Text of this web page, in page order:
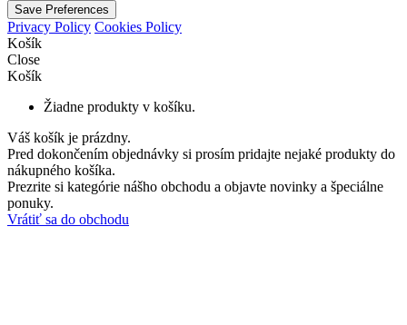
Save Preferences
Privacy Policy Cookies Policy
Košík
Close
Košík
Žiadne produkty v košíku.
Váš košík je prázdny.
Pred dokončením objednávky si prosím pridajte nejaké produkty do
nákupného košíka.
Prezrite si kategórie nášho obchodu a objavte novinky a špeciálne
ponuky.
Vrátiť sa do obchodu